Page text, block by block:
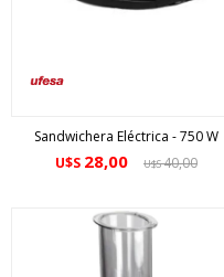
Sandwichera Eléctrica - 750 W
U$S 28,00 U$S40,00